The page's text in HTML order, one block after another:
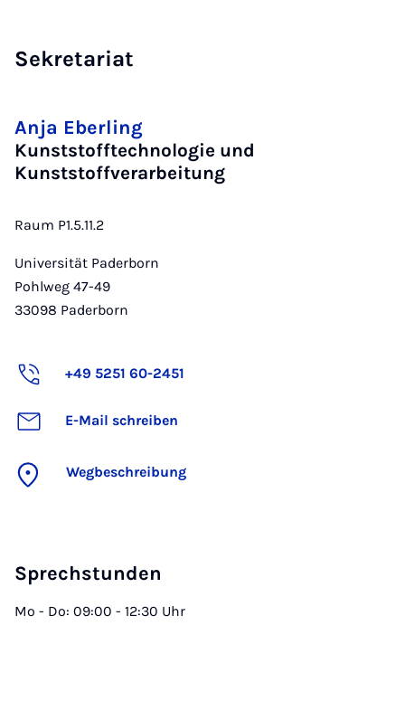
Sekretariat
Anja Eberling
Kunststofftechnologie und
Kunststoffverarbeitung
Raum P1.5.11.2
Universität Paderborn
Pohlweg 47-49
33098 Paderborn
+49 5251 60-2451
E-Mail schreiben
Wegbeschreibung
Sprechstunden
Mo - Do: 09:00 - 12:30 Uhr